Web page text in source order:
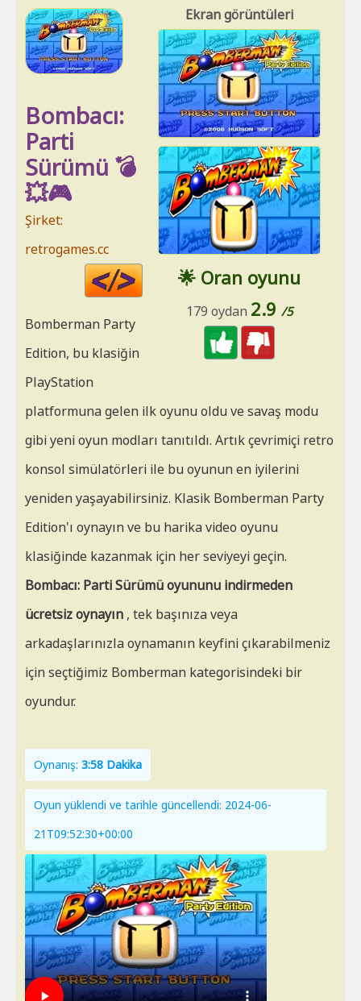
Ekran görüntüleri
🌟 Oran oyunu
179 oydan 2.9 /5
Bombacı:
Parti
Sürümü 💣
💥🎮
Şirket:
retrogames.cc
HTML
Bomberman Party
Edition, bu klasiğin
PlayStation
platformuna gelen ilk oyunu oldu ve savaş modu
gibi yeni oyun modları tanıtıldı. Artık çevrimiçi retro
konsol simülatörleri ile bu oyunun en iyilerini
yeniden yaşayabilirsiniz. Klasik Bomberman Party
Edition'ı oynayın ve bu harika video oyunu
klasiğinde kazanmak için her seviyeyi geçin.
Bombacı: Parti Sürümü oyununu indirmeden
ücretsiz oynayın , tek başınıza veya
arkadaşlarınızla oynamanın keyfini çıkarabilmeniz
için seçtiğimiz Bomberman kategorisindeki bir
oyundur.
Oynanış: 3:58 Dakika
Oyun yüklendi ve tarihle güncellendi: 2024-06-
21T09:52:30+00:00